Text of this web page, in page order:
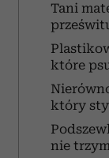
Tani
które
który
nie